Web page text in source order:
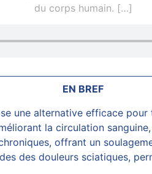
du corps humain. […]
EN BREF
une alternative efficace
la circulation
, offrant un
des douleurs sciatiques,